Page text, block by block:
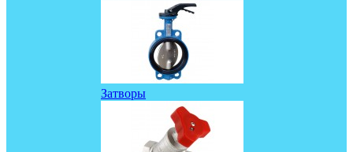
Затворы